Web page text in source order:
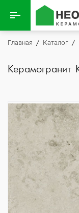
Назад
Керамогранит
Главная / Каталог /
Керамогранит